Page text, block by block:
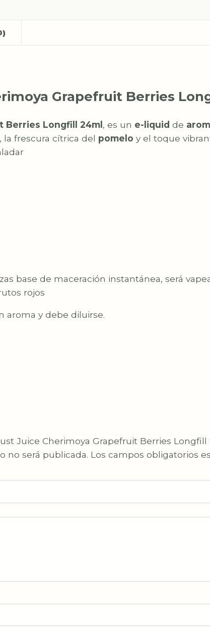
Grapefruit Berries
Berries Longfill 24ml , es un e-liquid de
, la frescura cítrica del pomelo y el toque
base de maceración instantánea, será
rojos
aroma y debe diluirse.
Juice Cherimoya Grapefruit Berries Longfill
no será publicada. Los campos obligatorios